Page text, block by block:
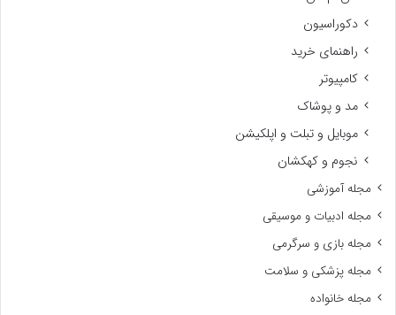
دکوراسیون
راهنمای خرید
کامپیوتر
مد و پوشاک
موبایل و تبلت و اپلکیشن
نجوم و کهکشان
مجله آموزشی
مجله ادبیات و موسیقی
مجله بازی و سرگرمی
مجله پزشکی و سلامت
مجله خانواده